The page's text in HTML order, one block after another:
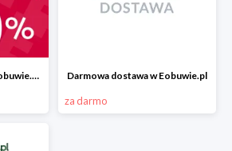
Zimowa wyprzedaż w eobuwie.pl -40% Darmowa dostawa w Eobuwie.pl
za darmo